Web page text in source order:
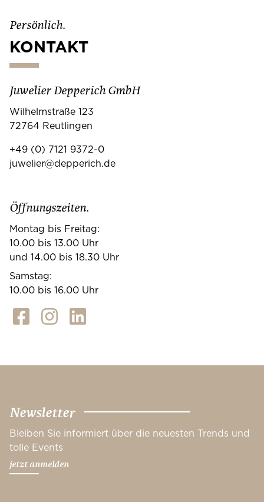
Persönlich.
KONTAKT
Juwelier Depperich GmbH
Wilhelmstraße 123
72764 Reutlingen
+49 (0) 7121 9372-0
juwelier@depperich.de
Öffnungszeiten.
Montag bis Freitag:
10.00 bis 13.00 Uhr
und 14.00 bis 18.30 Uhr
Samstag:
10.00 bis 16.00 Uhr
Newsletter
Bleiben Sie informiert über die neuesten Trends und
tolle Events
jetzt anmelden